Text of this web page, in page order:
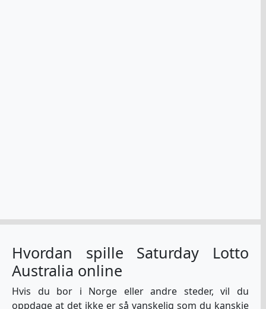
Hvordan spille Saturday Lotto
Australia online
Hvis du bor i Norge eller andre steder, vil du
oppdage at det ikke er så vanskelig som du kanskje